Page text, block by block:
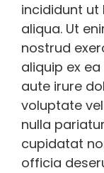
incididunt
aliqua. Ut
nostrud
aliquip ex
aute irure
voluptate
nulla
cupidatat
officia